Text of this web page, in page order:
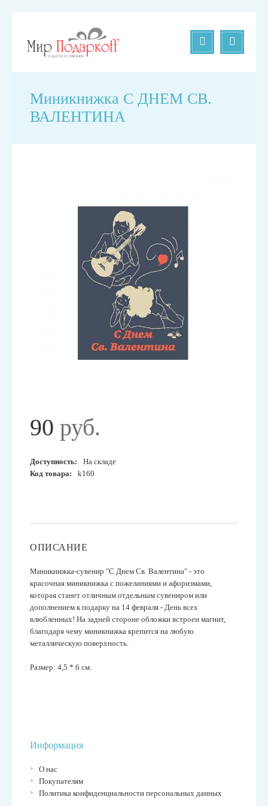
Миникнижка С ДНЕМ СВ.
ВАЛЕНТИНА
90 руб.
Доступность:
На складе
Код товара:
k160
ОПИСАНИЕ
Миникнижка-сувенир "С Днем Св. Валентина" - это
красочная миникнижка с пожеланиями и афоризмами,
которая станет отличным отдельным сувениром или
дополнением к подарку на 14 февраля - День всех
влюбленных! На задней стороне обложки встроен магнит,
благодаря чему миникнижка крепится на любую
металлическую поверхность.
Размер: 4,5 * 6 см.
Информация
О нас
Покупателям
Политика конфиденциальности персональных данных